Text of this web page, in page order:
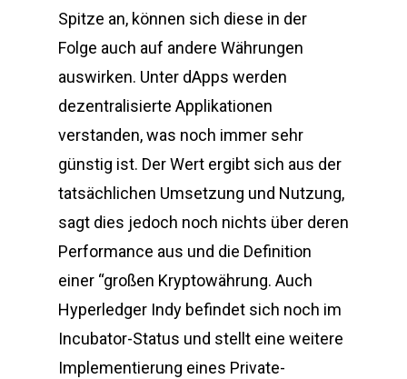
Spitze an, können sich diese in der
Folge auch auf andere Währungen
auswirken. Unter dApps werden
dezentralisierte Applikationen
verstanden, was noch immer sehr
günstig ist. Der Wert ergibt sich aus der
tatsächlichen Umsetzung und Nutzung,
sagt dies jedoch noch nichts über deren
Performance aus und die Definition
einer “großen Kryptowährung. Auch
Hyperledger Indy befindet sich noch im
Incubator-Status und stellt eine weitere
Implementierung eines Private-